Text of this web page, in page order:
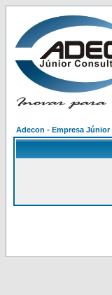
Adecon - Empresa